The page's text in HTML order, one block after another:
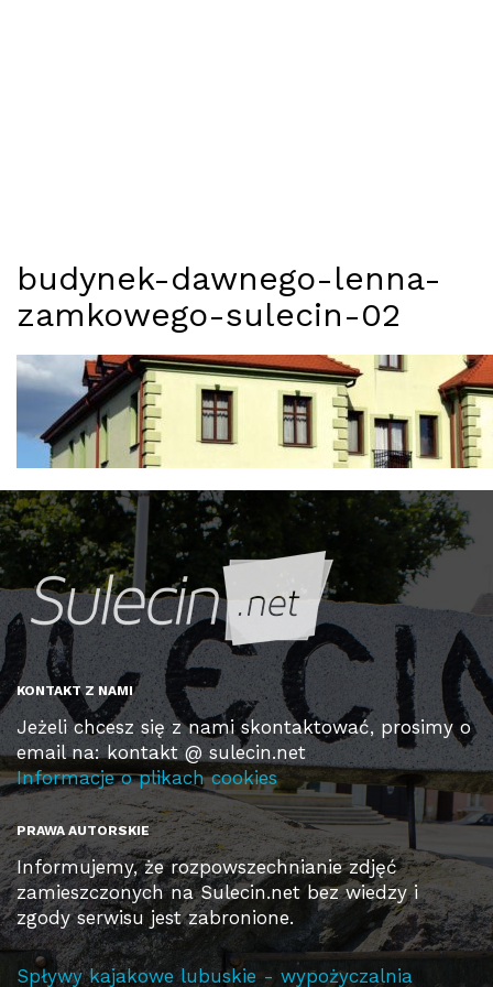
budynek-dawnego-lenna-
zamkowego-sulecin-02
KONTAKT Z NAMI
Jeżeli chcesz się z nami skontaktować, prosimy o
email na: kontakt @ sulecin.net
Informacje o plikach cookies
PRAWA AUTORSKIE
Informujemy, że rozpowszechnianie zdjęć
zamieszczonych na Sulecin.net bez wiedzy i
zgody serwisu jest zabronione.
Spływy kajakowe lubuskie - wypożyczalnia